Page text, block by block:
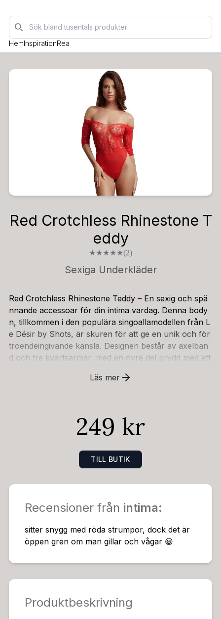
Sök
HemInspirationRea
Red Crotchless Rhinestone T
eddy
★★★★★(2)
Sexiga Underkläder
Red Crotchless Rhinestone Teddy – En sexig och spä
nnande accessoar för din intima vardag. Denna body
n, tillkommen i den populära singoallamodellen från L
e Désir by Shots, är skuren för att ge en unik och för
troendeingivande känsla. Designen består av axelban
d och tre kvartsärmar, med en övre del prydd med ett
smyknas ut i en ribbad passform runt höfterna och gr
xighet.Tyget är utformat för maximal komfort och flex
ibilitet, vilket säkerställer en bekväm passform för de f
2% nylon och 8% spandex/elastaan, vilket ger en str
etchig och följsam känsla mot huden. För att säkerstäl
vara tygets kvalitet och spetsens detaljer.Denna rödsp
etsiga teddy är en del av en kollektion som sträcker si
g från XS till XXXL, och introducerar en färgklick i for
ng för den som söker en sexig och självsäker look. M
ed sin kombination av spets, pärlor och ribbad passfo
rm, är Red Crotchless Rhinestone Teddy en produkt s
n intim och förtroendeingivande atmosfär, oavsett om
oduktens fokus ligger på en bekväm och flexibel pass
Läs mer
249 kr
TILL BUTIK
Produktbeskrivning
Recensioner från intima:
sitter snygg med röda strumpor, dock det är
öppen gren om man gillar och vågar 😀